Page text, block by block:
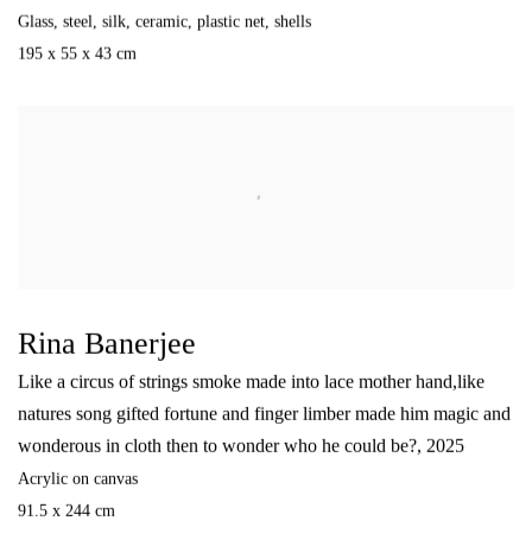
Glass, steel, silk, ceramic, plastic net, shells
195 x 55 x 43 cm
Rina Banerjee
Like a circus of strings smoke made into lace mother hand,like
natures song gifted fortune and finger limber made him magic and
wonderous in cloth then to wonder who he could be?, 2025
Acrylic on canvas
91.5 x 244 cm